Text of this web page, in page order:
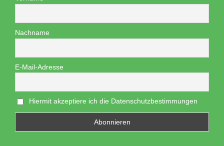
Nachname
E-Mail-Adresse
Hiermit akzeptiere ich die Datenschutzbestimmungen